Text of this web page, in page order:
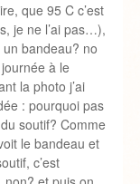
que 95 C c’est
je ne l’ai pas…),
bandeau? no
à le
la photo j’ai
: pourquoi pas
soutif? Comme
le bandeau et
c’est